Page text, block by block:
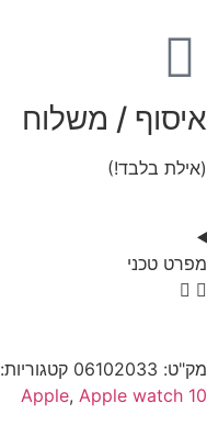
איסוף / משלוח
(אילת בלבד!)
מפרט טכני
מק"ט: 06102033 קטגוריות:
Apple, Apple watch 10